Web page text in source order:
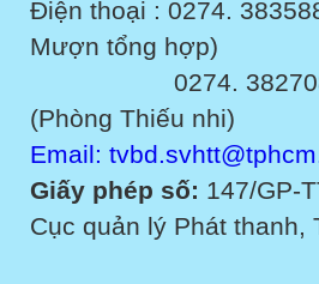
Điện thoại : 0274.
Mượn tổng hợp)
0274. 3827080
(Phòng Thiếu nhi)
Email:
Giấy phép số: 147/GP-
Cục quản lý Phát